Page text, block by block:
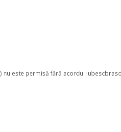
este permisă fără acordul